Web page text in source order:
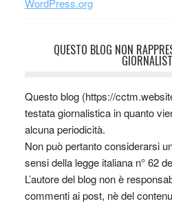
WordPress.org
QUESTO BLOG NON
Questo blog (https://
testata giornalistica in quanto
alcuna periodicità.
Non può pertanto considerarsi
sensi della legge italiana n° 62
L’autore del blog non è
commenti ai post, nè del